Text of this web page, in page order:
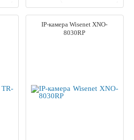
IP-камера Wisenet XNO-
8030RP